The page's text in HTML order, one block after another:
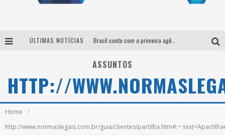
ÚLTIMAS NOTÍCIAS
Votação para o concurso Rainha do Pedro Leopoldo Rodeio Show 2026 é liberada no G1
Suzy Brasil desembarca em Belo Horizonte nesta quinta-feira com o espetáculo “Uma Noite Horripilante”
ASSUNTOS
HTTP://
Home
http://www.normaslegais.com.br/guia/clientes/